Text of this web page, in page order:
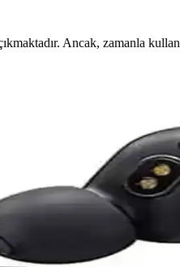
Ancak, zamanla
sunar. Uzun pil ömrü ve
ve taşınabilirlik sorunları